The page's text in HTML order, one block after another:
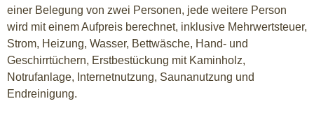
einer Belegung von zwei Personen, jede weitere Person
wird mit einem Aufpreis berechnet, inklusive Mehrwertsteuer,
Strom, Heizung, Wasser, Bettwäsche, Hand- und
Geschirrtüchern, Erstbestückung mit Kaminholz,
Notrufanlage, Internetnutzung, Saunanutzung und
Endreinigung.